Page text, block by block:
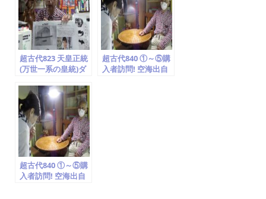
超古代823 天皇正統
(万世一系の皇統)ダ
継ぎ天皇系譜・明治
から偽物・怪しい
説! 孝光天皇…封印
を解く(世直しTV 竹
取翁 国際かぐや姫学
会)2020.5.13
超古代840 ①～⑤購
入者訪問! 空海出自
超古代840 ①～⑤購
入者訪問! 空海出自